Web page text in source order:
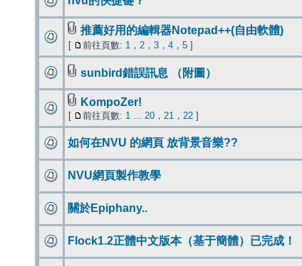
推薦好用的編輯器Notepad++(自由軟體)
[ 前往頁數: 1 ， 2 ， 3 ， 4 ， 5 ]
sunbird錯誤訊息 （附圖）
KompoZer!
[ 前往頁數: 1 ... 20 ， 21 ， 22 ]
如何在NVU 的網頁 放背景音樂??
NVU網頁製作教學
關於Epiphany..
Flock1.2正體中文版本（基于簡體）已完成！